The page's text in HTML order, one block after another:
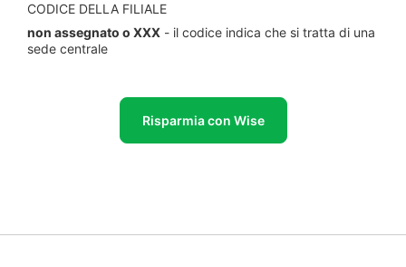
CODICE DELLA FILIALE
non assegnato o XXX - il codice indica che si tratta di una
sede centrale
Risparmia con Wise